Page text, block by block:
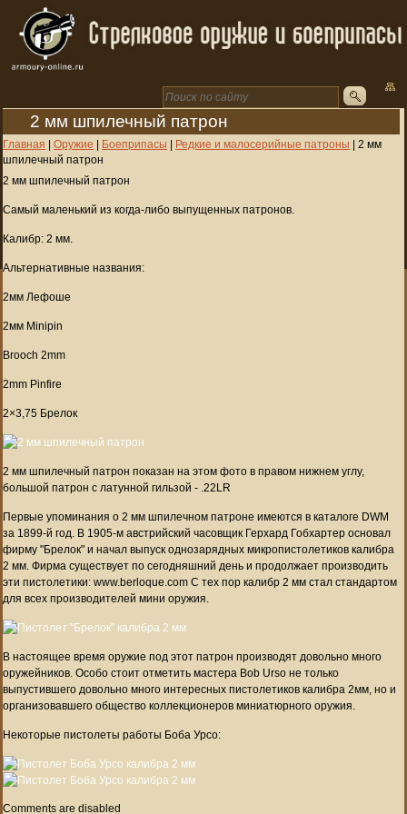
2 мм шпилечный патрон
Главная | Оружие | Боеприпасы | Редкие и малосерийные патроны | 2 мм
шпилечный патрон
2 мм шпилечный патрон
Самый маленький из когда-либо выпущенных патронов.
Калибр: 2 мм.
Альтернативные названия:
2мм Лефоше
2мм Minipin
Brooch 2mm
2mm Pinfire
2×3,75 Брелок
2 мм шпилечный патрон показан на этом фото в правом нижнем углу,
большой патрон с латунной гильзой - .22LR
Первые упоминания о 2 мм шпилечном патроне имеются в каталоге DWM
за 1899-й год. В 1905-м австрийский часовщик Герхард Гобхартер основал
фирму "Брелок" и начал выпуск однозарядных микропистолетиков калибра
2 мм. Фирма существует по сегодняшний день и продолжает производить
эти пистолетики: www.berloque.com С тех пор калибр 2 мм стал стандартом
для всех производителей мини оружия.
В настоящее время оружие под этот патрон производят довольно много
оружейников. Особо стоит отметить мастера Bob Urso не только
выпустившего довольно много интересных пистолетиков калибра 2мм, но и
организовавшего общество коллекционеров миниатюрного оружия.
Некоторые пистолеты работы Боба Урсо:
Comments are disabled